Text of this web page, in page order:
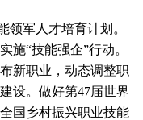
军人才培育计划。
施“技能强企”行动。
新职业，动态调整职
设。做好第47届世界
国乡村振兴职业技能